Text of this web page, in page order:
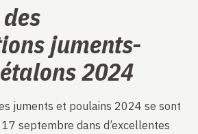
juments-
2024
juments et poulains 2024 se sont
septembre dans d’excellentes